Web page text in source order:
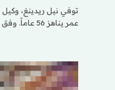
توفي نيل ريدينغ،
عمر يناهز 56 عاماً. وفق الشمس,…